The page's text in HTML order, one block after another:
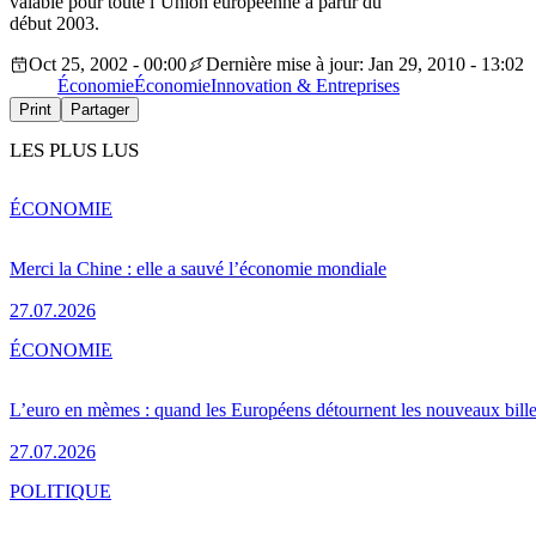
début 2003.
Oct 25, 2002 - 00:00
Dernière mise à jour: Jan 29, 2010 - 13:02
ÉconomieÉconomieInnovation & Entreprises
Print Partager
LES PLUS LUS
Merci la Chine : elle a sauvé l’économie mondiale
27.07.2026
ÉCONOMIE
L’euro en mèmes : quand les Européens détournent les nouveaux
27.07.2026
ÉCONOMIE
POLITIQUE